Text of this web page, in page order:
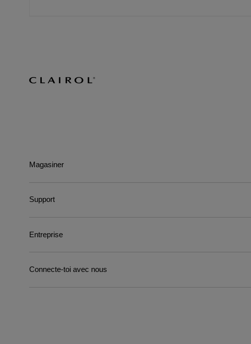
Magasiner
Support
Entreprise
Connecte-toi avec nous